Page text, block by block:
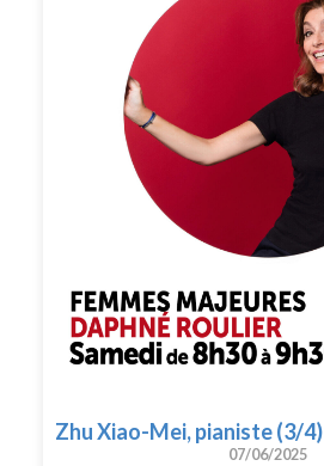
Zhu Xiao-Mei, pianiste (3/4)
07/06/2025